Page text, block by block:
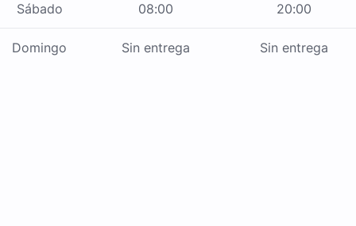
Sábado 08:00 20:00
Domingo Sin entrega Sin entrega